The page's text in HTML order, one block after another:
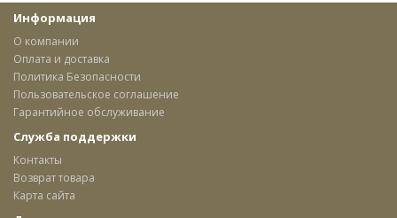
Информация
О компании
Оплата и доставка
Политика Безопасности
Пользовательское соглашение
Гарантийное обслуживание
Служба поддержки
Контакты
Возврат товара
Карта сайта